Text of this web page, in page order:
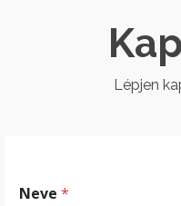
Lépjen
Neve *